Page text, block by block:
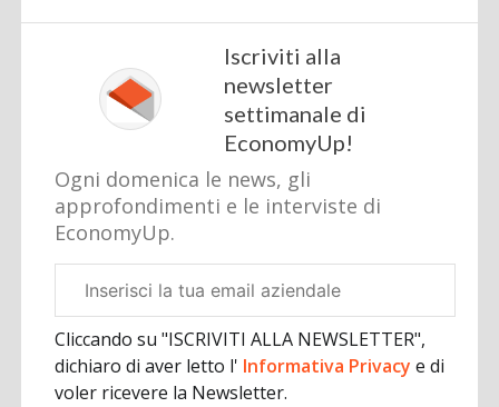
Iscriviti alla
newsletter
settimanale di
EconomyUp!
Ogni domenica le news, gli
approfondimenti e le interviste di
EconomyUp.
aziendale
Cliccando su "ISCRIVITI ALLA NEWSLETTER",
dichiaro di aver letto l' Informativa Privacye di
voler ricevere la Newsletter.